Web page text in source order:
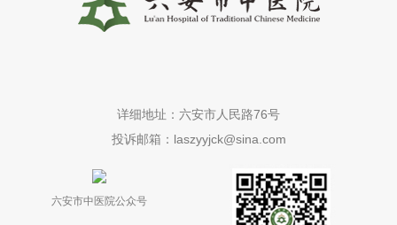
详细地址：六安市人民路76号
投诉邮箱：laszyyjck@sina.com
六安市中医院公众号